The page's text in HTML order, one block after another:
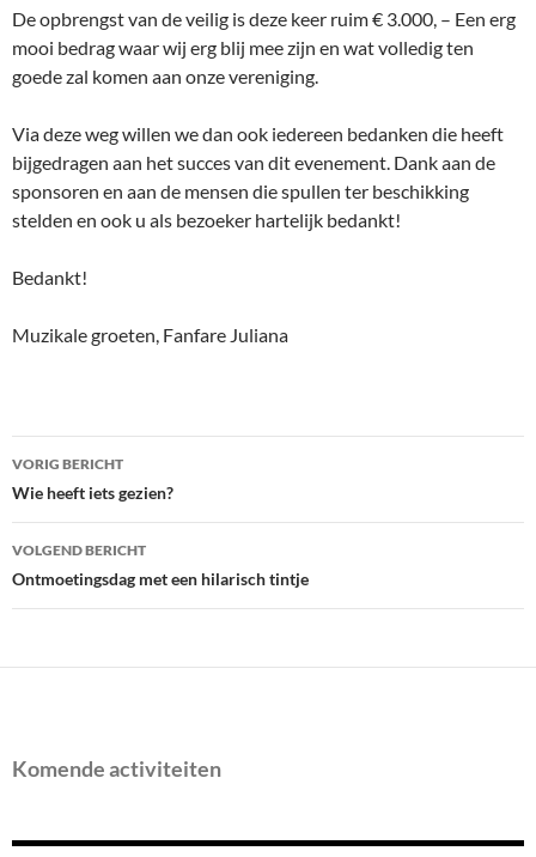
De opbrengst van de veilig is deze keer ruim € 3.000, – Een erg
mooi bedrag waar wij erg blij mee zijn en wat volledig ten
goede zal komen aan onze vereniging.
Via deze weg willen we dan ook iedereen bedanken die heeft
bijgedragen aan het succes van dit evenement. Dank aan de
sponsoren en aan de mensen die spullen ter beschikking
stelden en ook u als bezoeker hartelijk bedankt!
Bedankt!
Muzikale groeten, Fanfare Juliana
Bericht
navigatie
VORIG BERICHT
Wie heeft iets gezien?
VOLGEND BERICHT
Ontmoetingsdag met een hilarisch tintje
Komende activiteiten